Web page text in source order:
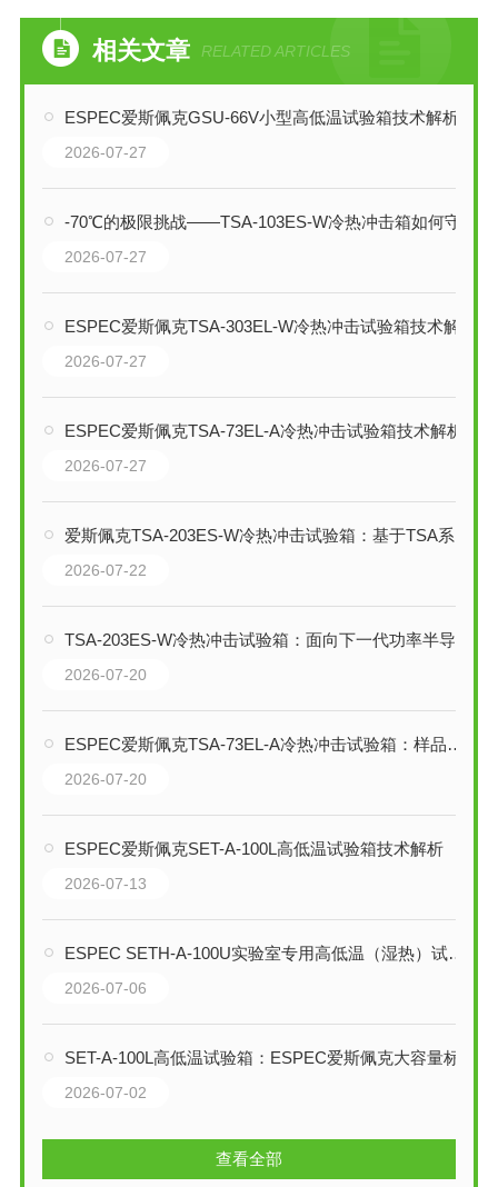
相关文章 RELATED ARTICLES
ESPEC爱斯佩克GSU-66V小型高低温试验箱技术解析
2026-07-27
-70℃的极限挑战——TSA-103ES-W冷热冲击箱如何守护电子元器件可靠性
2026-07-27
ESPEC爱斯佩克TSA-303EL-W冷热冲击试验箱技术解析
2026-07-27
ESPEC爱斯佩克TSA-73EL-A冷热冲击试验箱技术解析
2026-07-27
爱斯佩克TSA-203ES-W冷热冲击试验箱：基于TSA系列的技术综述
2026-07-22
TSA-203ES-W冷热冲击试验箱：面向下一代功率半导体的300℃高温冲击测试平台
2026-07-20
ESPEC爱斯佩克TSA-73EL-A冷热冲击试验箱：样品静止型温度冲击测试平台
2026-07-20
ESPEC爱斯佩克SET-A-100L高低温试验箱技术解析
2026-07-13
ESPEC SETH-A-100U实验室专用高低温（湿热）试验箱技术解析
2026-07-06
SET-A-100L高低温试验箱：ESPEC爱斯佩克大容量标准型环境试验解决方案
2026-07-02
查看全部